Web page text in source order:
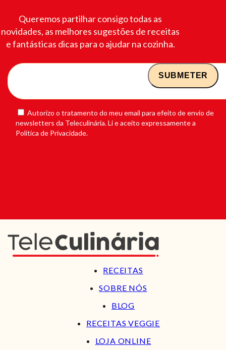
Queremos partilhar consigo todas as
novidades, as melhores sugestões de receitas
e fantásticas dicas para o ajudar na cozinha.
Autorizo o tratamento do meu email para efeito de envio de
newsletters da Teleculinária. Li e aceito expressamente a
Política de Privacidade.
RECEITAS
SOBRE NÓS
BLOG
RECEITAS VEGGIE
LOJA ONLINE